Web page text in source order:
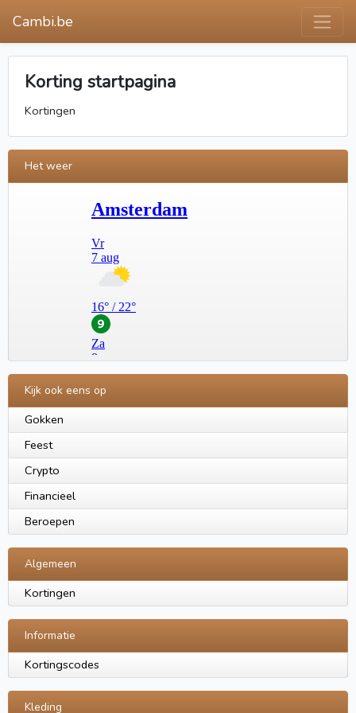
Cambi.be
Korting startpagina
Kortingen
Het weer
Kijk ook eens op
Gokken
Feest
Crypto
Financieel
Beroepen
Algemeen
Kortingen
Informatie
Kortingscodes
Kleding